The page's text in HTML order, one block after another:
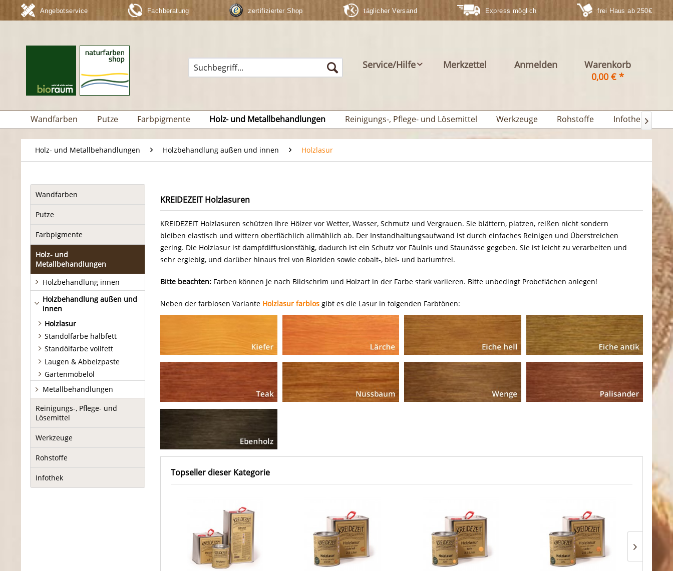
Angebotservice Fachberatung zertifizierter Shop täglicher Versand Express möglich frei Haus ab 250€
Service/Hilfe Merkzettel Anmelden
Warenkorb
0,00 € *
Wandfarben Putze Farbpigmente Holz- und Metallbehandlungen Reinigungs-, Pflege- und Lösemittel Werkzeuge Rohstoffe Infothek 
Holz- und Metallbehandlungen Holzbehandlung außen und innen Holzlasur
Wandfarben
Putze
Farbpigmente
Holz- und
Metallbehandlungen
Holzbehandlung innen
Holzbehandlung außen und
innen
Holzlasur
Standölfarbe halbfett
Standölfarbe vollfett
Laugen & Abbeizpaste
Gartenmöbelöl
Metallbehandlungen
Reinigungs-, Pflege- und
Lösemittel
Werkzeuge
Rohstoffe
Infothek
KREIDEZEIT Holzlasuren
KREIDEZEIT Holzlasuren schützen Ihre Hölzer vor Wetter, Wasser, Schmutz und Vergrauen. Sie blättern, platzen, reißen nicht sondern
bleiben elastisch und wittern oberflächlich allmählich ab. Der Instandhaltungsaufwand ist durch einfaches Reinigen und Überstreichen
gering. Die Holzlasur ist dampfdiffusionsfähig, dadurch ist ein Schutz vor Fäulnis und Staunässe gegeben. Sie ist leicht zu verarbeiten und
sehr ergiebig, und darüber hinaus frei von Bioziden sowie cobalt-, blei- und bariumfrei.
Bitte beachten: Farben können je nach Bildschrim und Holzart in der Farbe stark variieren. Bitte unbedingt Probeflächen anlegen!
Neben der farblosen Variante Holzlasur farblos gibt es die Lasur in folgenden Farbtönen:
Topseller dieser Kategorie